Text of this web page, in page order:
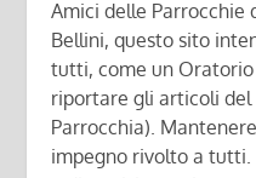
Amici delle Parrocchie
Bellini, questo sito
tutti, come un
riportare gli articoli
Parrocchia).
impegno rivolto a